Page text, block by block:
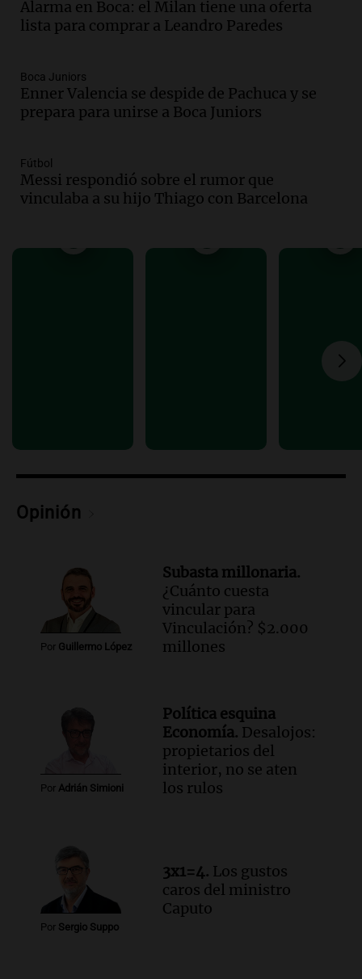
sobre la muerte del kitesurfista en
Santa Fe.
Audio.
José Roccuzzo, cortes de carne y
compras de Antonella: bromas en
Rosario.
Audio.José Roccuzzo, cortes de carne y
compras de Antonella: bromas en
Episodios
Alarma en Boca: el Milan tiene una oferta
lista para comprar a Leandro Paredes
Boca Juniors
Enner Valencia se despide de Pachuca y se
prepara para unirse a Boca Juniors
Fútbol
Messi respondió sobre el rumor que
vinculaba a su hijo Thiago con Barcelona
Opinión
Por Guillermo López
Subasta millonaria.
¿Cuánto cuesta
vincular para
Vinculación? $2.000
millones
Por Adrián Simioni
Política esquina
Economía. Desalojos:
propietarios del
interior, no se aten
los rulos
Por Sergio Suppo
3x1=4. Los gustos
caros del ministro
Caputo